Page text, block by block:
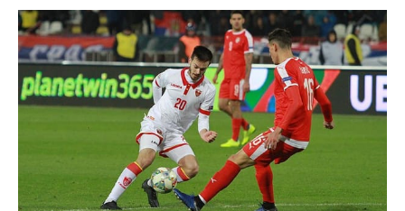
karşılamaya gelen taraftarla